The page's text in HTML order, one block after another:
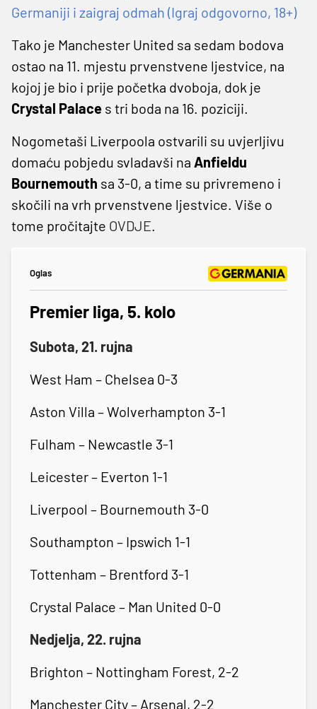
Germaniji i zaigraj odmah (Igraj odgovorno, 18+)
Tako je Manchester United sa sedam bodova
ostao na 11. mjestu prvenstvene ljestvice, na
kojoj je bio i prije početka dvoboja, dok je
Crystal Palace s tri boda na 16. poziciji.
Nogometaši Liverpoola ostvarili su uvjerljivu
domaću pobjedu svladavši na Anfieldu
Bournemouth sa 3-0, a time su privremeno i
skočili na vrh prvenstvene ljestvice. Više o
tome pročitajte OVDJE.
Oglas
Premier liga, 5. kolo
Subota, 21. rujna
West Ham – Chelsea 0-3
Aston Villa – Wolverhampton 3-1
Fulham – Newcastle 3-1
Leicester – Everton 1-1
Liverpool – Bournemouth 3-0
Southampton – Ipswich 1-1
Tottenham – Brentford 3-1
Crystal Palace – Man United 0-0
Nedjelja, 22. rujna
Brighton – Nottingham Forest, 2-2
Manchester City – Arsenal, 2-2